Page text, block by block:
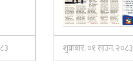
शुक्रबार, ०१ साउन, २०८३